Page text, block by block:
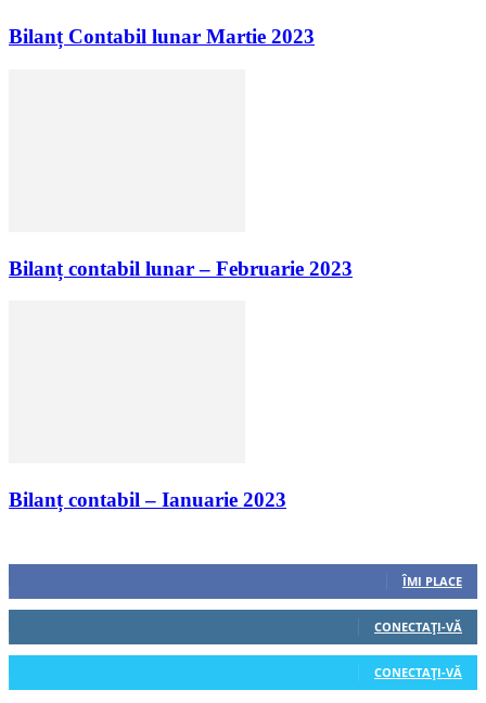
Bilanț Contabil lunar Martie 2023
Bilanț contabil lunar – Februarie 2023
Bilanț contabil – Ianuarie 2023
ÎMI PLACE
CONECTAȚI-VĂ
CONECTAȚI-VĂ